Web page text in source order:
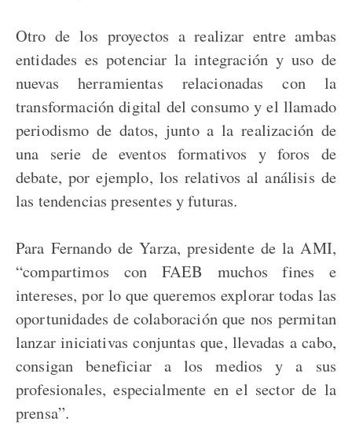
Otro de los proyectos a realizar entre ambas
entidades es potenciar la integración y uso de
nuevas herramientas relacionadas con la
transformación digital del consumo y el llamado
periodismo de datos, junto a la realización de
una serie de eventos formativos y foros de
debate, por ejemplo, los relativos al análisis de
las tendencias presentes y futuras.
Para Fernando de Yarza, presidente de la AMI,
“compartimos con FAEB muchos fines e
intereses, por lo que queremos explorar todas las
oportunidades de colaboración que nos permitan
lanzar iniciativas conjuntas que, llevadas a cabo,
consigan beneficiar a los medios y a sus
profesionales, especialmente en el sector de la
prensa”.